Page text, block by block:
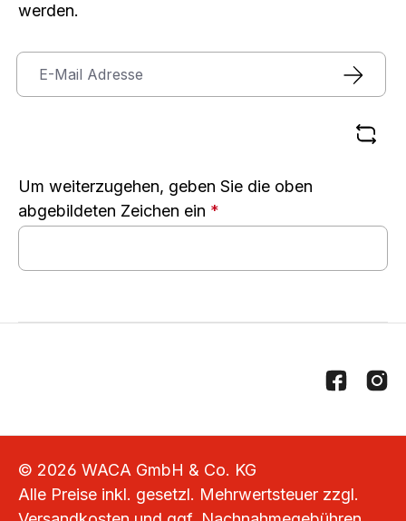
werden.
Um weiterzugehen, geben Sie die oben
abgebildeten Zeichen ein *
© 2026 WACA GmbH & Co. KG
Alle Preise inkl. gesetzl. Mehrwertsteuer zzgl.